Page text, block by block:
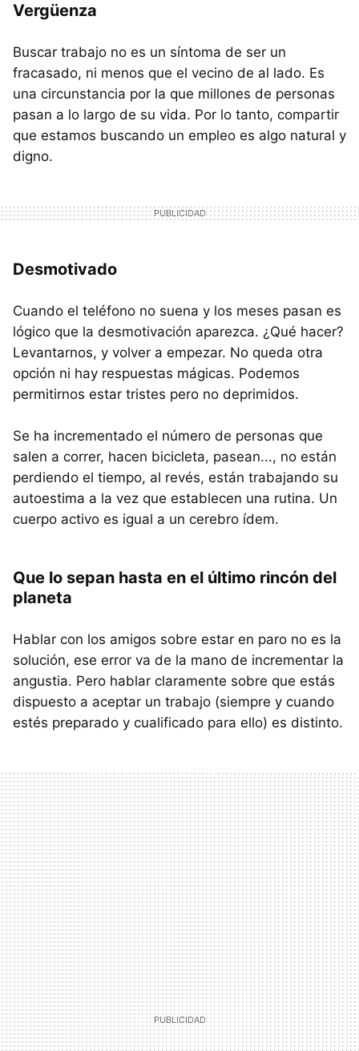
Vergüenza
Buscar trabajo no es un síntoma de ser un
fracasado, ni menos que el vecino de al lado. Es
una circunstancia por la que millones de personas
pasan a lo largo de su vida. Por lo tanto, compartir
que estamos buscando un empleo es algo natural y
digno.
Desmotivado
Cuando el teléfono no suena y los meses pasan es
lógico que la desmotivación aparezca. ¿Qué hacer?
Levantarnos, y volver a empezar. No queda otra
opción ni hay respuestas mágicas. Podemos
permitirnos estar tristes pero no deprimidos.
Se ha incrementado el número de personas que
salen a correr, hacen bicicleta, pasean..., no están
perdiendo el tiempo, al revés, están trabajando su
autoestima a la vez que establecen una rutina. Un
cuerpo activo es igual a un cerebro ídem.
Que lo sepan hasta en el último rincón del
planeta
Hablar con los amigos sobre estar en paro no es la
solución, ese error va de la mano de incrementar la
angustia. Pero hablar claramente sobre que estás
dispuesto a aceptar un trabajo (siempre y cuando
estés preparado y cualificado para ello) es distinto.